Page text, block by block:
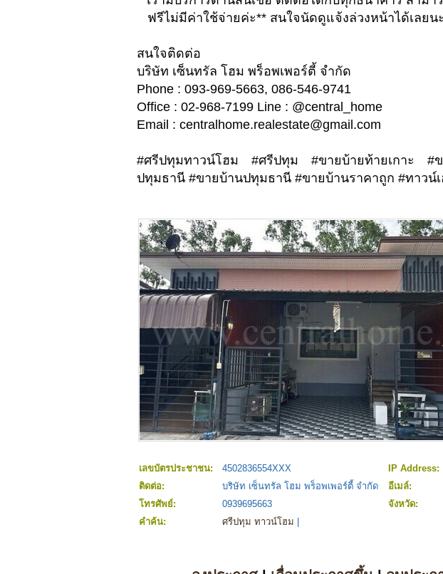
ฟรีไม่มีค่าใช้จ่ายค่ะ** สนใจนัดดูแจ้งล่วงหน้าได้เลยน
สนใจติดต่อ
บริษัท เซ็นทรัล โฮม พร็อพเพอร์ตี้ จำกัด
Phone : 093-969-5663, 086-546-9741
Office : 02-968-7199 Line : @central_home
​​​​​​​Email : centralhome.realestate@gmail.com
#ศรีปทุมทาวน์โฮม #ศรีปทุม #ขายบ้ายท้ายเกาะ #
ปทุมธานี #ขายบ้านปทุมธานี #ขายบ้านราคาถูก #ทาวน์
เลขบัตรประชาชน: 4502836554XXX IP Address:
ติดต่อ:
บริษัท เซ็นทรัล โฮม พร็อพเพอร์ตี้ จำกัด
อีเมล์:
โทรศัพย์:
0939695663 จังหวัด:
คำค้น:
ศรีปทุม ทาวน์โฮม